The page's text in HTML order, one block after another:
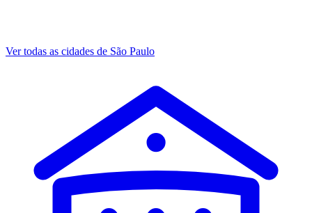
Ver todas as cidades de São Paulo